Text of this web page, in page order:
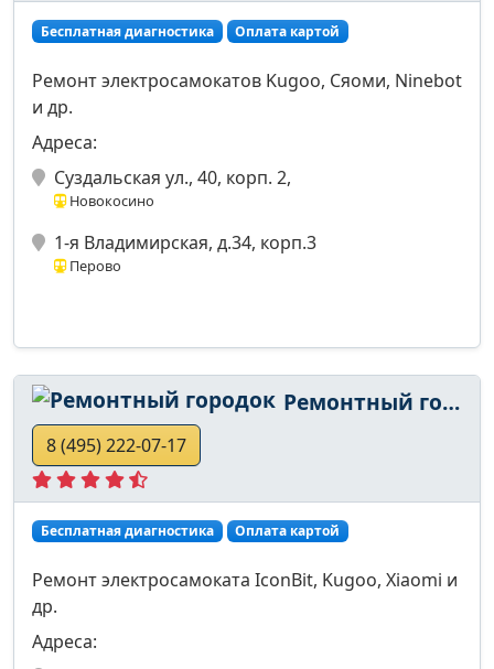
Бесплатная диагностика Оплата картой
Ремонт электросамокатов Kugoo, Сяоми, Ninebot
и др.
Адреса:
Суздальская ул., 40, корп. 2,
Новокосино
1-я Владимирская, д.34, корп.3
Перово
Ремонтный городок
8 (495) 222-07-17
Бесплатная диагностика Оплата картой
Ремонт электросамоката IconBit, Kugoo, Xiaomi и
др.
Адреса: